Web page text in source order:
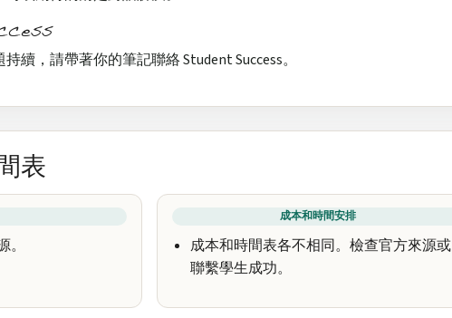
續，請帶著你的筆記聯絡 Student Success。
表
成本和時間安排
成本和時間表各不相同。檢查官方來源或
聯繫學生成功。